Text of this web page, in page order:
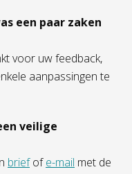
een paar zaken
voor uw feedback,
aanpassingen te
veilige
briefofe-mail met de